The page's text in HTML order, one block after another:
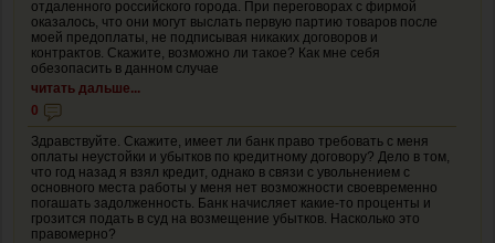
отдаленного российского города. При переговорах с фирмой
оказалось, что они могут выслать первую партию товаров после
моей предоплаты, не подписывая никаких договоров и
контрактов. Скажите, возможно ли такое? Как мне себя
обезопасить в данном случае
читать дальше...
0
Здравствуйте. Скажите, имеет ли банк право требовать с меня
оплаты неустойки и убытков по кредитному договору? Дело в том,
что год назад я взял кредит, однако в связи с увольнением с
основного места работы у меня нет возможности своевременно
погашать задолженность. Банк начисляет какие-то проценты и
грозится подать в суд на возмещение убытков. Насколько это
правомерно?